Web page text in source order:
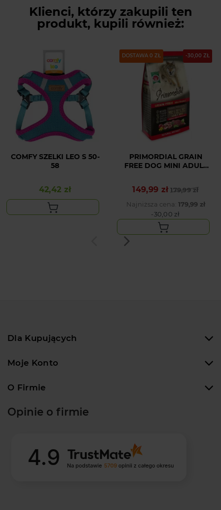
Klienci, którzy zakupili ten
produkt, kupili również:
COMFY SZELKI LEO S 50-
58
Cena
42,42 zł
-30,00 ZŁ
DOSTAWA 0 ZŁ
PRIMORDIAL GRAIN
FREE DOG MINI ADULT
Cena podstawowa
179,99 zł
Cena
149,99 zł
Najniższa cena: 179,99 zł
-30,00 zł
Dla Kupujących
Moje Konto
O Firmie
Opinie o firmie